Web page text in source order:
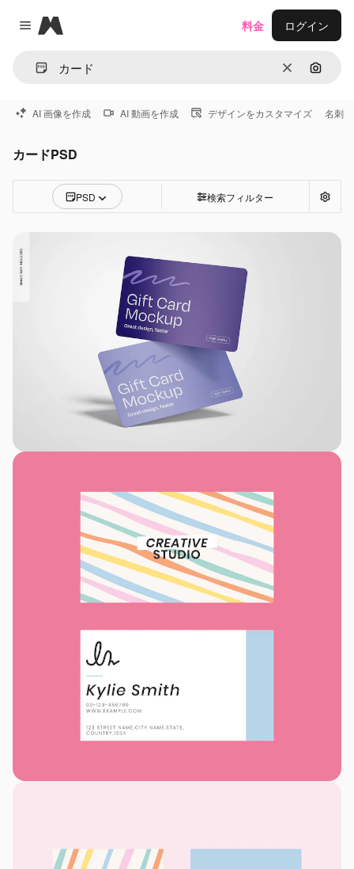
Close menu
Magnific
消去 画像で
料金 ログイン
AI 画像を作成 AI 動画を作成 デザインをカスタマイズ 名刺
カードPSD
PSD 検索フィルター